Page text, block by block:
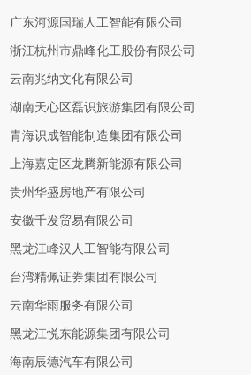
广东河源国瑞人工智能有限公司
浙江杭州市鼎峰化工股份有限公司
云南兆纳文化有限公司
湖南天心区磊识旅游集团有限公司
青海识成智能制造集团有限公司
上海嘉定区龙腾新能源有限公司
贵州华盛房地产有限公司
安徽千发贸易有限公司
黑龙江峰汉人工智能有限公司
台湾精佩证券集团有限公司
云南华雨服务有限公司
黑龙江悦东能源集团有限公司
海南辰德汽车有限公司